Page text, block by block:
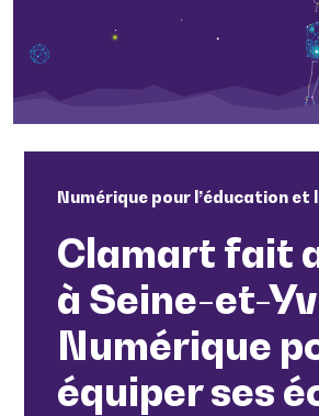
Numérique pour l’éducation
Clamart fait
à Seine-et-
Numérique
équiper ses